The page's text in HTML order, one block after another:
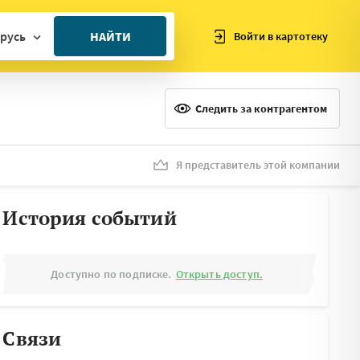
НАЙТИ Войти в картотеку
Следить за контрагентом
Я представитель этой компании
История событий
Доступно по подписке. Открыть доступ.
Связи